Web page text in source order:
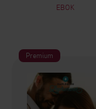
EBOK
Premium